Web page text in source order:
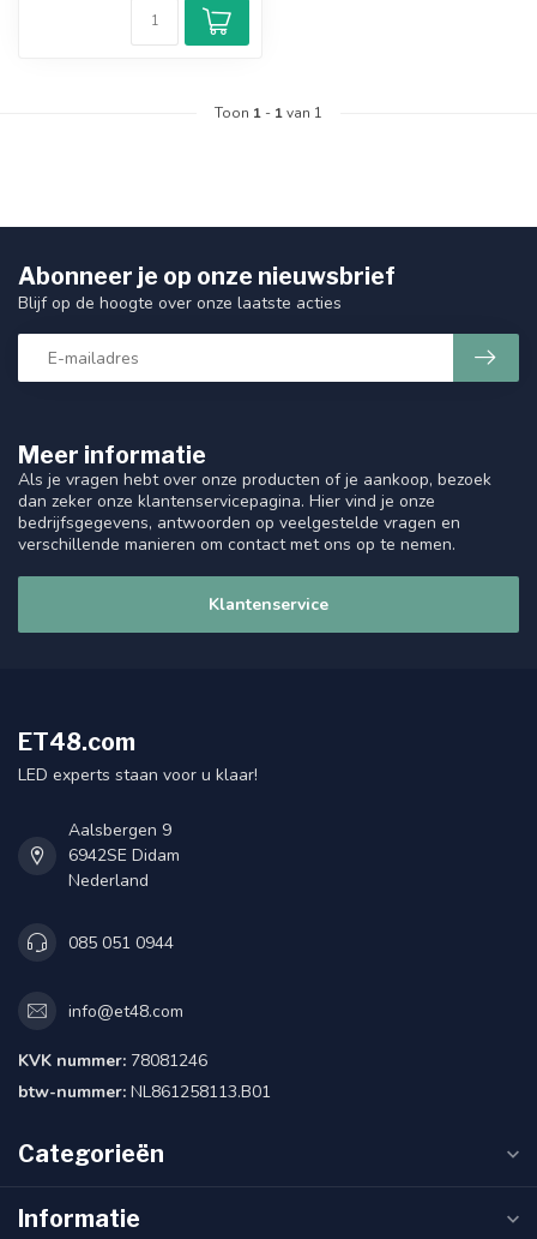
Toon 1 - 1van 1
Meer informatie
Als je vragen hebt over onze producten of je aankoop, bezoek
dan zeker onze klantenservicepagina. Hier vind je onze
bedrijfsgegevens, antwoorden op veelgestelde vragen en
verschillende manieren om contact met ons op te nemen.
Klantenservice
Abonneer je op onze nieuwsbrief
Blijf op de hoogte over onze laatste acties
ET48.com
LED experts staan voor u klaar!
Aalsbergen 9
6942SE Didam
Nederland
085 051 0944
info@et48.com
KVK nummer: 78081246
btw-nummer: NL861258113.B01
Categorieën
Informatie